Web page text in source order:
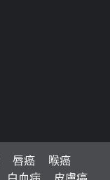
唇癌
喉癌